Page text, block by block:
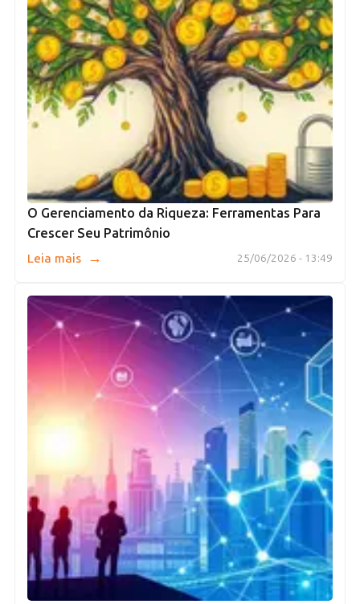
O Gerenciamento da Riqueza: Ferramentas Para
Crescer Seu Patrimônio
25/06/2026 - 13:49
Leia mais →